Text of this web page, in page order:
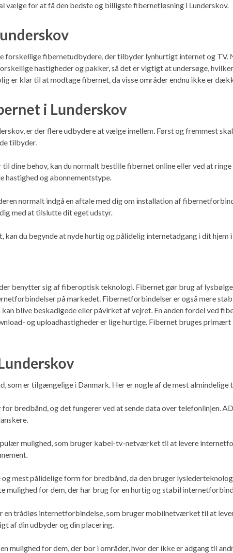
vælge for at få den bedste og billigste fibernetløsning i Lunderskov.
forskellige fibernetudbydere, der tilbyder lynhurtigt internet og
hastigheder og pakker, så det er vigtigt at undersøge,
er klar til at modtage fibernet, da visse områder endnu ikke er
i Lunderskov
er der flere udbydere at vælge imellem. Først og fremmest
tilbyder.
til dine behov, kan du normalt bestille fibernet online eller ved at
hastighed og abonnementstype.
normalt indgå en aftale med dig om installation af
med at tilslutte dit eget udstyr.
du begynde at nyde hurtig og pålidelig internetadgang i dit hjem i
benytter sig af fiberoptisk teknologi. Fibernet gør brug af
på markedet. Fibernetforbindelser er også mere
blive beskadigede eller påvirket af vejret. En anden fordel ved
og uploadhastigheder er lige hurtige. Fibernet bruges
som er tilgængelige i Danmark. Her er nogle af de mest almindelige
bredbånd, og det fungerer ved at sende data over telefonlinjen.
mulighed, som bruger kabel-tv-netværket til at levere
mest pålidelige form for bredbånd, da den bruger
mulighed for dem, der har brug for en hurtig og stabil
trådløs internetforbindelse, som bruger mobilnetværket til at
af din udbyder og din placering.
mulighed for dem, der bor i områder, hvor der ikke er adgang til